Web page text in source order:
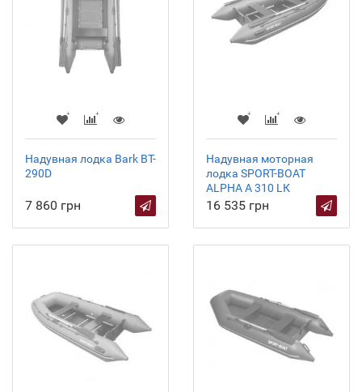
Надувная лодка Bark BT-
290D
7 860 грн
Надувная моторная
лодка SPORT-BOAT
ALPHA А 310 LК
16 535 грн